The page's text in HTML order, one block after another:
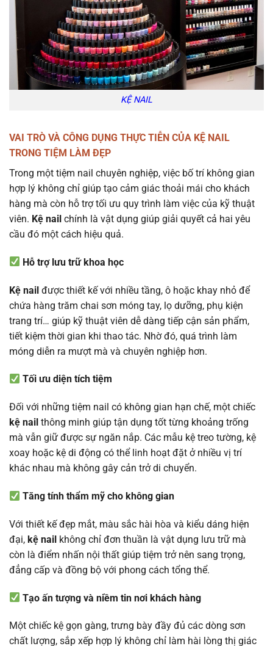
KỆ NAIL
VAI TRÒ VÀ CÔNG DỤNG THỰC TIỄN CỦA KỆ NAIL
TRONG TIỆM LÀM ĐẸP
Trong một tiệm nail chuyên nghiệp, việc bố trí không gian
hợp lý không chỉ giúp tạo cảm giác thoải mái cho khách
hàng mà còn hỗ trợ tối ưu quy trình làm việc của kỹ thuật
viên. Kệ nail chính là vật dụng giúp giải quyết cả hai yêu
cầu đó một cách hiệu quả.
Hỗ trợ lưu trữ khoa học
Kệ nail được thiết kế với nhiều tầng, ô hoặc khay nhỏ để
chứa hàng trăm chai sơn móng tay, lọ dưỡng, phụ kiện
trang trí… giúp kỹ thuật viên dễ dàng tiếp cận sản phẩm,
tiết kiệm thời gian khi thao tác. Nhờ đó, quá trình làm
móng diễn ra mượt mà và chuyên nghiệp hơn.
Tối ưu diện tích tiệm
Đối với những tiệm nail có không gian hạn chế, một chiếc
kệ nail thông minh giúp tận dụng tốt từng khoảng trống
mà vẫn giữ được sự ngăn nắp. Các mẫu kệ treo tường, kệ
xoay hoặc kệ di động có thể linh hoạt đặt ở nhiều vị trí
khác nhau mà không gây cản trở di chuyển.
Tăng tính thẩm mỹ cho không gian
Với thiết kế đẹp mắt, màu sắc hài hòa và kiểu dáng hiện
đại, kệ nail không chỉ đơn thuần là vật dụng lưu trữ mà
còn là điểm nhấn nội thất giúp tiệm trở nên sang trọng,
đẳng cấp và đồng bộ với phong cách tổng thể.
Tạo ấn tượng và niềm tin nơi khách hàng
Một chiếc kệ gọn gàng, trưng bày đầy đủ các dòng sơn
chất lượng, sắp xếp hợp lý không chỉ làm hài lòng thị giác